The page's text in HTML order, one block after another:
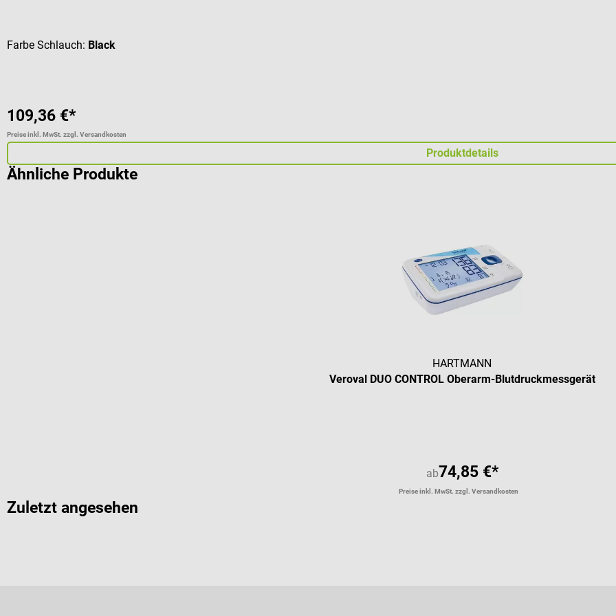
Farbe Schlauch: Black
109,36 €*
Preise inkl. MwSt. zzgl. Versandkosten
Produktdetails
Ähnliche Produkte
HARTMANN
Veroval DUO CONTROL Oberarm-Blutdruckmessgerät
ab74,85 €*
Preise inkl. MwSt. zzgl. Versandkosten
Zuletzt angesehen